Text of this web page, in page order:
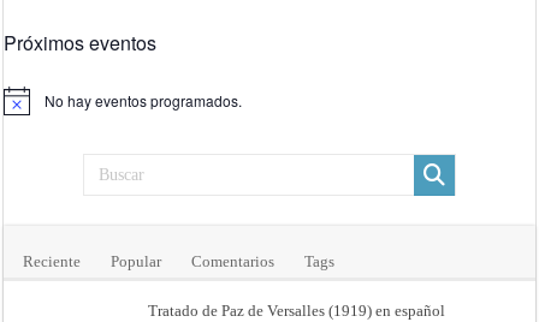
Próximos eventos
Aviso No hay eventos programados.
Reciente Popular Comentarios Tags
Tratado de Paz de Versalles (1919) en español